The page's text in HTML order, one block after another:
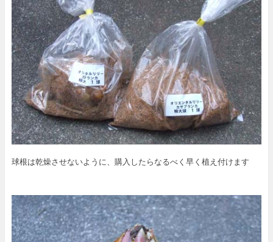
球根は乾燥させないように、購入したらなるべく早く植え付けます